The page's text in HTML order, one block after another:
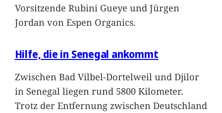
Vorsitzende Rubini Gueye und Jürgen
Jordan von Espen Organics.
Hilfe, die in Senegal ankommt
Zwischen Bad Vilbel-Dortelweil und Djilor
in Senegal liegen rund 5800 Kilometer.
Trotz der Entfernung zwischen Deutschland